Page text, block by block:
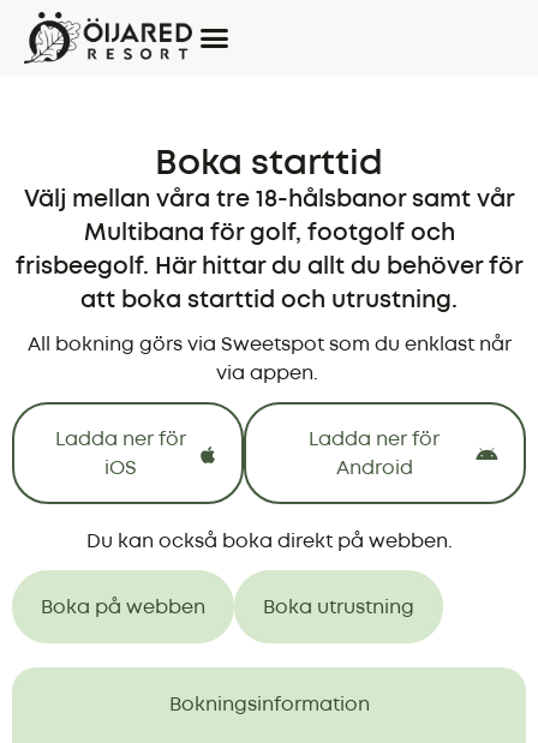
Boka starttid
Välj mellan våra tre 18-hålsbanor samt vår
Multibana för golf, footgolf och
frisbeegolf. Här hittar du allt du behöver för
att boka starttid och utrustning.
All bokning görs via Sweetspot som du enklast når
via appen.
Ladda ner för
iOS
Ladda ner för
Android
Du kan också boka direkt på webben.
Boka på webben Boka utrustning
Bokningsinformation